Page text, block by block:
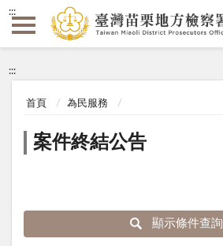
:::
:::
首頁 為民服務
案件終結公告
顯示條件查詢